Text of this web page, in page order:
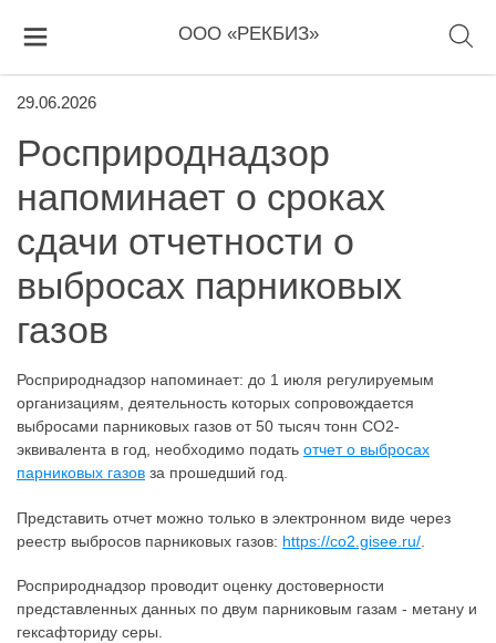
ООО «РЕКБИЗ»
29.06.2026
Росприроднадзор
напоминает о сроках
сдачи отчетности о
выбросах парниковых
газов
Росприроднадзор напоминает: до 1 июля регулируемым
организациям, деятельность которых сопровождается
выбросами парниковых газов от 50 тысяч тонн CO2-
эквивалента в год, необходимо подать отчет о выбросах
парниковых газов за прошедший год.
Представить отчет можно только в электронном виде через
реестр выбросов парниковых газов: https://co2.gisee.ru/
Росприроднадзор проводит оценку достоверности
представленных данных по двум парниковым газам - метану и
гексафториду серы.